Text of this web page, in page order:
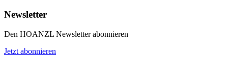
Newsletter
Den HOANZL Newsletter abonnieren
Jetzt abonnieren